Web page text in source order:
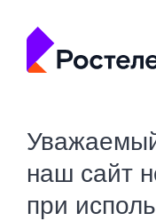
наш сайт
при